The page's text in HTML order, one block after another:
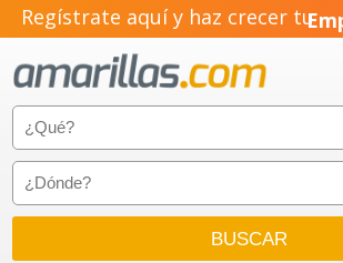
Regístrate aquí y haz crecer tu